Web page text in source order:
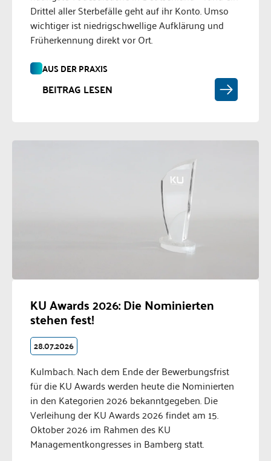
Drittel aller Sterbefälle geht auf ihr Konto. Umso
wichtiger ist niedrigschwellige Aufklärung und
Früherkennung direkt vor Ort.
AUS DER PRAXIS
BEITRAG LESEN
KU Awards 2026: Die Nominierten
stehen fest!
28.07.2026
Kulmbach. Nach dem Ende der Bewerbungsfrist
für die KU Awards werden heute die Nominierten
in den Kategorien 2026 bekanntgegeben. Die
Verleihung der KU Awards 2026 findet am 15.
Oktober 2026 im Rahmen des KU
Managementkongresses in Bamberg statt.